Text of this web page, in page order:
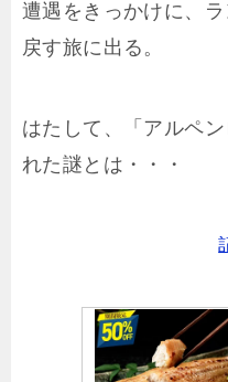
遭遇をきっかけに、
戻す旅に出る。
はたして、「アルペ
れた謎とは・・・